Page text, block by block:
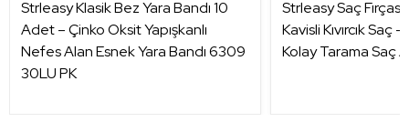
Strleasy Klasik Bez Yara Bandı 10
Adet – Çinko Oksit Yapışkanlı
Nefes Alan Esnek Yara Bandı 6309
30LU PK
Strleasy Saç Fırçası
Kavisli Kıvırcık Saç
Kolay Tarama Saç